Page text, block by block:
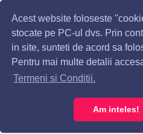
Acest website foloseste
stocate pe PC-ul dvs. Prin
in site, sunteti de acord sa
Pentru mai multe detalii
Termeni si Conditii.
Am inteles!